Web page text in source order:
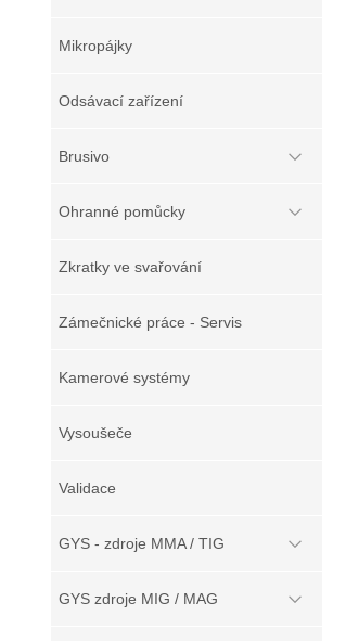
Mikropájky
Odsávací zařízení
Brusivo
Ohranné pomůcky
Zkratky ve svařování
Zámečnické práce - Servis
Kamerové systémy
Vysoušeče
Validace
GYS - zdroje MMA / TIG
GYS zdroje MIG / MAG